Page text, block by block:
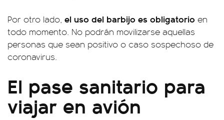
Por otro lado, el uso del barbijo es obligatorio en
todo momento. No podrán movilizarse aquellas
personas que sean positivo o caso sospechoso de
coronavirus.
El pase sanitario para
viajar en avión